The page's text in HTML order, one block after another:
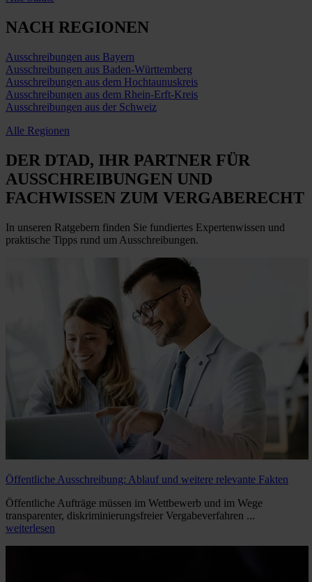
NACH REGIONEN
Ausschreibungen aus Bayern
Ausschreibungen aus Baden-Württemberg
Ausschreibungen aus dem Hochtaunuskreis
Ausschreibungen aus dem Rhein-Erft-Kreis
Ausschreibungen aus der Schweiz
Alle Regionen
DER DTAD, IHR PARTNER FÜR
AUSSCHREIBUNGEN UND
FACHWISSEN ZUM VERGABERECHT
In unseren Ratgebern finden Sie fundiertes Expertenwissen und
praktische Tipps rund um Ausschreibungen.
Öffentliche Ausschreibung: Ablauf und weitere relevante Fakten
Öffentliche Aufträge müssen im Wettbewerb und im Wege
transparenter, diskriminierungsfreier Vergabeverfahren ...
weiterlesen